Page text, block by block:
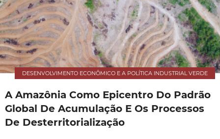
DESENVOLVIMENTO ECONÔMICO E A POLÍTICA INDUSTRIAL VERDE
A Amazônia Como Epicentro Do Padrão
Global De Acumulação E Os Processos
De Desterritorialização